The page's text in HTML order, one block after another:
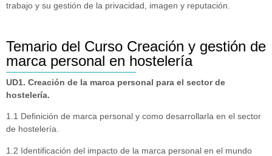
trabajo y su gestión de la privacidad, imagen y reputación.
Temario del Curso Creación y gestión de
marca personal en hostelería
UD1. Creación de la marca personal para el sector de
hostelería.
1.1 Definición de marca personal y como desarrollarla en el sector
de hostelería.
1.2 Identificación del impacto de la marca personal en el mundo